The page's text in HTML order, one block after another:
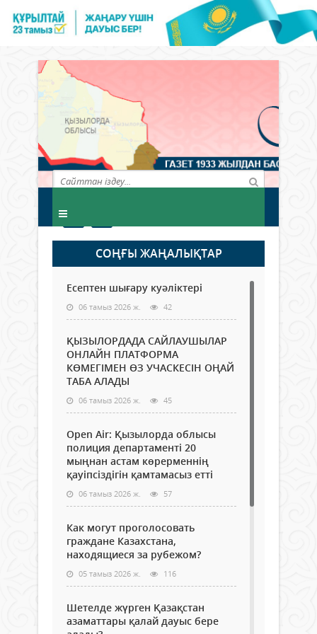
СОҢҒЫ ЖАҢАЛЫҚТАР
Есептен шығару куәліктері
06 тамыз 2026 ж. 42
ҚЫЗЫЛОРДАДА САЙЛАУШЫЛАР
ОНЛАЙН ПЛАТФОРМА
КӨМЕГІМЕН ӨЗ УЧАСКЕСІН ОҢАЙ
ТАБА АЛАДЫ
06 тамыз 2026 ж. 45
Open Air: Қызылорда облысы
полиция департаменті 20
мыңнан астам көрерменнің
қауіпсіздігін қамтамасыз етті
06 тамыз 2026 ж. 57
Как могут проголосовать
граждане Казахстана,
находящиеся за рубежом?
05 тамыз 2026 ж. 116
Шетелде жүрген Қазақстан
азаматтары қалай дауыс бере